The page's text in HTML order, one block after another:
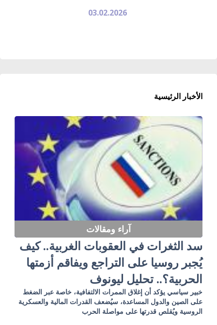
03.02.2026
الأخبار الرئيسية
آراء ومقالات
سد الثغرات في العقوبات الغربية.. كيف
يُجبر روسيا على التراجع ويفاقم أزمتها
الحربية؟.. تحليل ليونوف
خبير سياسي يؤكد أن إغلاق الممرات الالتفافية، خاصة عبر الضغط
على الصين والدول المساعدة، سيُضعف القدرات المالية والعسكرية
الروسية ويُقلص قدرتها على مواصلة الحرب